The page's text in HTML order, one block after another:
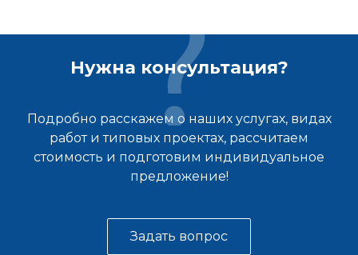
Нужна консультация?
Подробно расскажем о наших услугах, видах
работ и типовых проектах, рассчитаем
стоимость и подготовим индивидуальное
предложение!
Задать вопрос